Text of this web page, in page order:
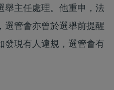
舉主任處理。他重申，法
選管會亦曾於選舉前提醒
發現有人違規，選管會有